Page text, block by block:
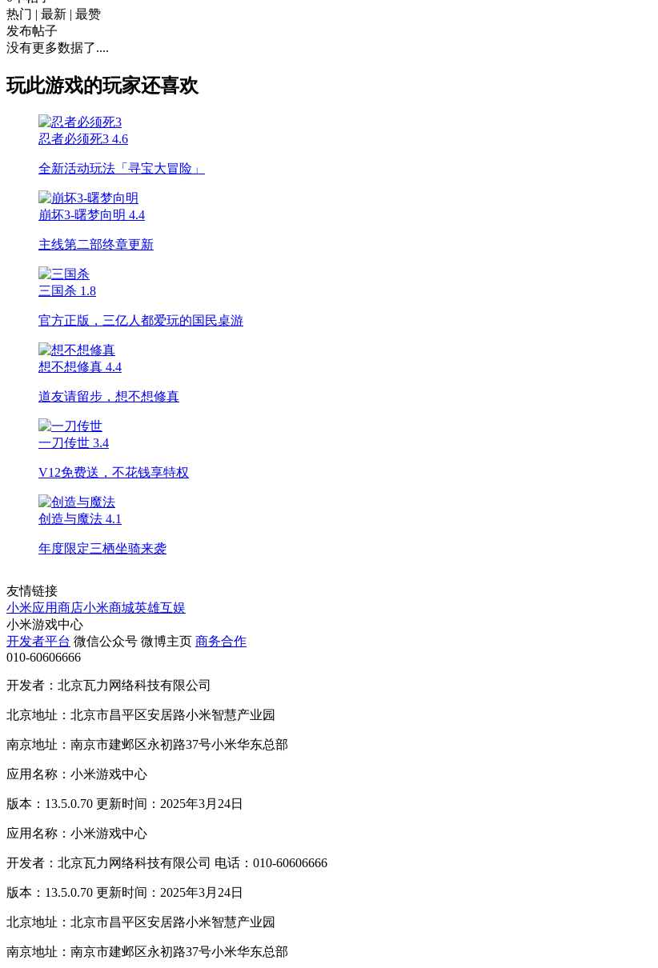
热门 | 最新 | 最赞
发布帖子
没有更多数据了....
玩此游戏的玩家还喜欢
忍者必须死3 4.6
全新活动玩法「寻宝大冒险」
崩坏3-曙梦向明 4.4
主线第二部终章更新
三国杀 1.8
官方正版，三亿人都爱玩的国民桌游
想不想修真 4.4
道友请留步，想不想修真
一刀传世 3.4
V12免费送，不花钱享特权
创造与魔法 4.1
年度限定三栖坐骑来袭
友情链接
小米应用商店小米商城英雄互娱
小米游戏中心
开发者平台 微信公众号 微博主页 商务合作
010-60606666
开发者：北京瓦力网络科技有限公司
北京地址：北京市昌平区安居路小米智慧产业园
南京地址：南京市建邺区永初路37号小米华东总部
应用名称：小米游戏中心
版本：13.5.0.70 更新时间：2025年3月24日
应用名称：小米游戏中心
开发者：北京瓦力网络科技有限公司 电话：010-60606666
版本：13.5.0.70 更新时间：2025年3月24日
北京地址：北京市昌平区安居路小米智慧产业园
南京地址：南京市建邺区永初路37号小米华东总部